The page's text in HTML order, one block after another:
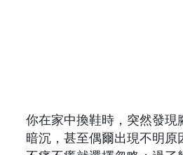
你在家中換鞋時，突然發現
暗沉，甚至偶爾出現不明原